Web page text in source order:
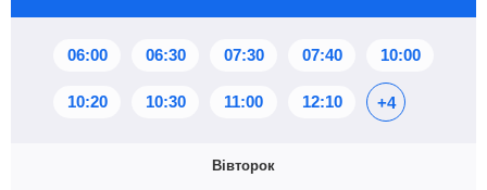
06:00 06:30 07:30 07:40 10:00
10:20 10:30 11:00 12:10 +4
Вівторок